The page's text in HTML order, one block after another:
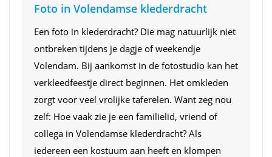
Foto in Volendamse klederdracht
Een foto in klederdracht? Die mag natuurlijk niet
ontbreken tijdens je dagje of weekendje
Volendam. Bij aankomst in de fotostudio kan het
verkleedfeestje direct beginnen. Het omkleden
zorgt voor veel vrolijke taferelen. Want zeg nou
zelf: Hoe vaak zie je een familielid, vriend of
collega in Volendamse klederdracht? Als
iedereen een kostuum aan heeft en klompen